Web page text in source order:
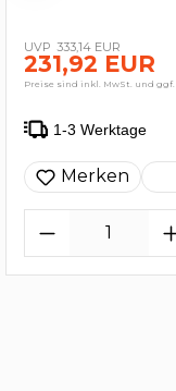
333,14 EUR
231,92 EUR
Preise sind inkl. MwSt. und
1-3 Werktage
Merken